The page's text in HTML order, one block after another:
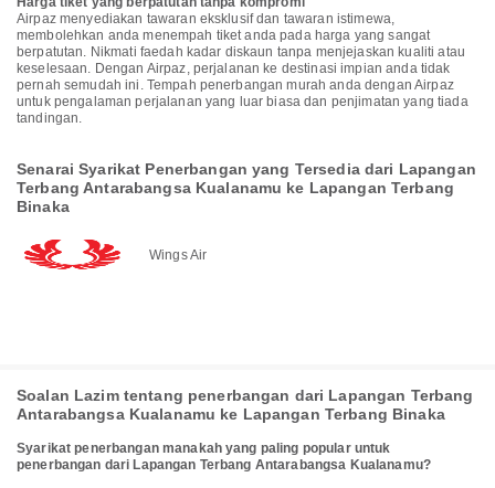
Airpaz menyediakan tawaran eksklusif dan tawaran istimewa,
membolehkan anda menempah tiket anda pada harga yang sangat
berpatutan. Nikmati faedah kadar diskaun tanpa menjejaskan kualiti atau
keselesaan. Dengan Airpaz, perjalanan ke destinasi impian anda tidak
pernah semudah ini. Tempah penerbangan murah anda dengan Airpaz
untuk pengalaman perjalanan yang luar biasa dan penjimatan yang tiada
tandingan.
Senarai Syarikat Penerbangan yang Tersedia dari Lapangan
Terbang Antarabangsa Kualanamu ke Lapangan Terbang
Binaka
Wings Air
Soalan Lazim tentang penerbangan dari Lapangan Terbang
Antarabangsa Kualanamu ke Lapangan Terbang Binaka
Syarikat penerbangan manakah yang paling popular untuk
penerbangan dari Lapangan Terbang Antarabangsa Kualanamu?